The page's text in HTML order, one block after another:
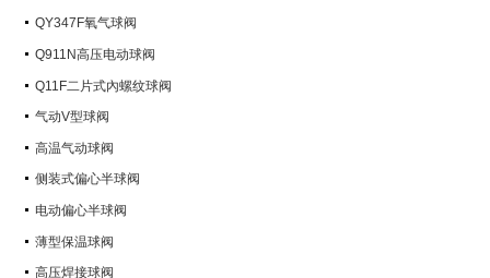
QY347F氧气球阀
Q911N高压电动球阀
Q11F二片式內螺纹球阀
气动V型球阀
高温气动球阀
侧装式偏心半球阀
电动偏心半球阀
薄型保温球阀
高压焊接球阀